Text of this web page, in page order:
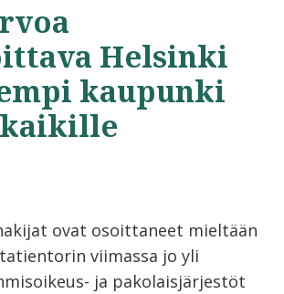
Helsinki
kaupunki
ovat osoittaneet mieltään
viimassa jo yli
ja pakolaisjärjestöt